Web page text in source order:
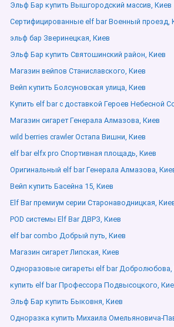
Эльф Бар купить Вышгородский массив, Киев
Сертифицированные elf bar Военный проезд,
эльф бар Зверинецкая, Киев
Эльф Бар купить Святошинский район, Киев
Магазин вейпов Станиславского, Киев
Вейп купить Болсуновская улица, Киев
Купить elf bar с доставкой Героев Небесной
Магазин сигарет Генерала Алмазова, Киев
wild berries crawler Остапа Вишни, Киев
elf bar elfx pro Спортивная площадь, Киев
Оригинальный elf bar Генерала Алмазова,
Вейп купить Басейна 15, Киев
Elf Bar премиум серии Старонаводницкая,
POD системы Elf Bar ДВРЗ, Киев
elf bar combo Добрый путь, Киев
Магазин сигарет Липская, Киев
Одноразовые сигареты elf bar Добролюбова,
купить elf bar Профессора Подвысоцкого,
Эльф Бар купить Быковня, Киев
Одноразка купить Михаила Омельяновича-